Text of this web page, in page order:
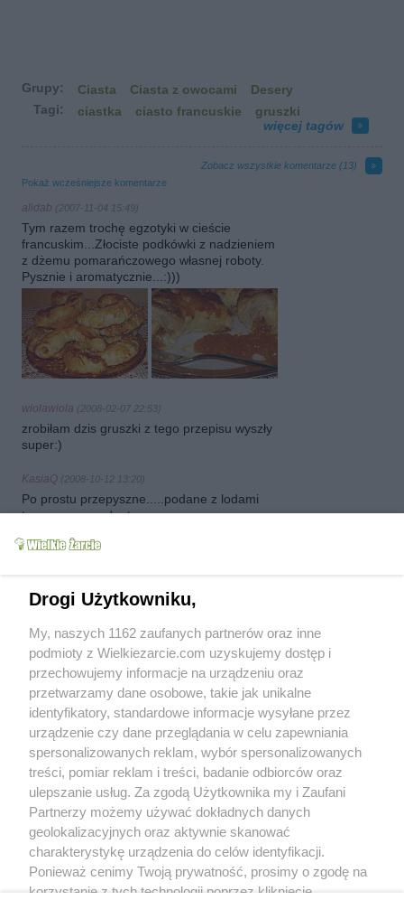
Grupy: Ciasta Ciasta z owocami
Desery
Tagi:
ciastka ciasto francuskie
gruszki
więcej tagów
Zobacz wszystkie komentarze (13)
Pokaż wcześniejsze komentarze
alidab (2007-11-04 15:49)
Tym razem trochę egzotyki w cieście
francuskim...Złociste podkówki z nadzieniem
z dżemu pomarańczowego własnej roboty.
Pysznie i aromatycznie...:)))
wiolawiola (2008-02-07 22:53)
zrobiłam dzis gruszki z tego przepisu wyszły
super:)
KasiaQ (2008-10-12 13:20)
Po prostu przepyszne.....podane z lodami
tworzą zgrany duet.
kwadrans_po (2009-10-28 23:22)
gruszeczki w cieście francuskim na małą
zdjęcia ;)
Pozdrawiam.
Oto i moje gruszki w cieście francuskim :)
kwadrans_po (2009-11-09 13:10)
Już 4 raz robię owe gruszeczki- tak wszyskim
smakują :)
Drogi Użytkowniku,
My, naszych 1162 zaufanych partnerów oraz inne
podmioty z Wielkiezarcie.com uzyskujemy dostęp i
przechowujemy informacje na urządzeniu oraz
przetwarzamy dane osobowe, takie jak unikalne
identyfikatory, standardowe informacje wysyłane przez
urządzenie czy dane przeglądania w celu zapewniania
spersonalizowanych reklam, wybór spersonalizowanych
treści, pomiar reklam i treści, badanie odbiorców oraz
ulepszanie usług. Za zgodą Użytkownika my i Zaufani
Partnerzy możemy używać dokładnych danych
geolokalizacyjnych oraz aktywnie skanować
charakterystykę urządzenia do celów identyfikacji.
Ponieważ cenimy Twoją prywatność, prosimy o zgodę na
korzystanie z tych technologii poprzez kliknięcie